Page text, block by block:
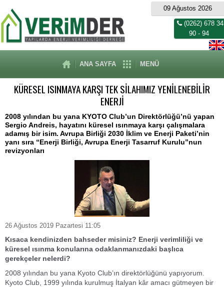
09 Ağustos 2026
(0262) 678 34
90 - 94
ANA SAYFA MENÜ
KÜRESEL ISINMAYA KARŞI TEK SİLAHIMIZ YENİLENEBİLİR
ENERJİ
2008 yılından bu yana KYOTO Club’un Direktörlüğü’nü yapan
Sergio Andreis, hayatını küresel ısınmaya karşı çalışmalara
adamış bir isim. Avrupa Birliği 2030 İklim ve Enerji Paketi’nin
yanı sıra “Enerji Birliği, Avrupa Enerji Tasarruf Kurulu”nun
revizyonları
26 Ağustos 2019 Pazartesi 11:05
Kısaca kendinizden bahseder misiniz? Enerji verimliliği ve
küresel ısınma konularına odaklanmanızdaki başlıca
gerekçeler nelerdi?
2008 yılından bu yana Kyoto Club’ın direktörlüğünü yapıyorum.
Kyoto Club, 1999 yılında kurulmuş İtalyan kâr amacı gütmeyen bir